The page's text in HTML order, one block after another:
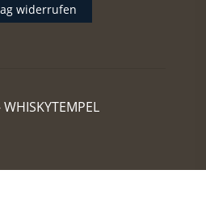
widerrufen
WHISKYTEMPEL